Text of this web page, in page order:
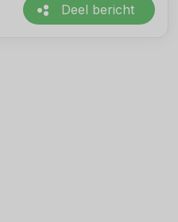
Deel bericht